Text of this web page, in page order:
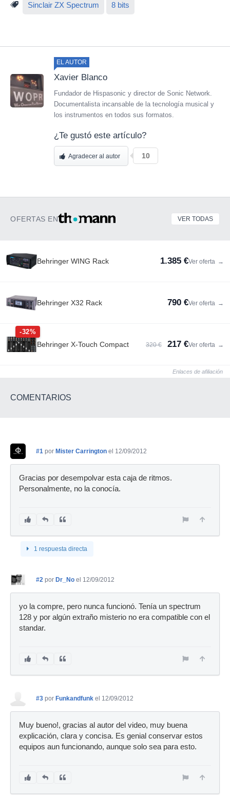
Sinclair ZX Spectrum 8 bits
EL AUTOR
Xavier Blanco
Fundador de Hispasonic y director de Sonic Network.
Documentalista incansable de la tecnología musical y
los instrumentos en todos sus formatos.
¿Te gustó este artículo?
Agradecer al autor 10
OFERTAS EN VER TODAS
Behringer WING Rack 1.385 €Ver oferta →
Behringer X32 Rack 790 €Ver oferta →
-32%
Behringer X-Touch Compact 320 € 217 €Ver oferta →
Enlaces de afiliación
COMENTARIOS
#1 por Mister Carrington el 12/09/2012
Gracias por desempolvar esta caja de ritmos.
Personalmente, no la conocía.
1 respuesta directa
#2 por Dr_No el 12/09/2012
yo la compre, pero nunca funcionó. Tenía un spectrum
128 y por algún extraño misterio no era compatible con el
standar.
#3 por Funkandfunk el 12/09/2012
Muy bueno!, gracias al autor del video, muy buena
explicación, clara y concisa. Es genial conservar estos
equipos aun funcionando, aunque solo sea para esto.